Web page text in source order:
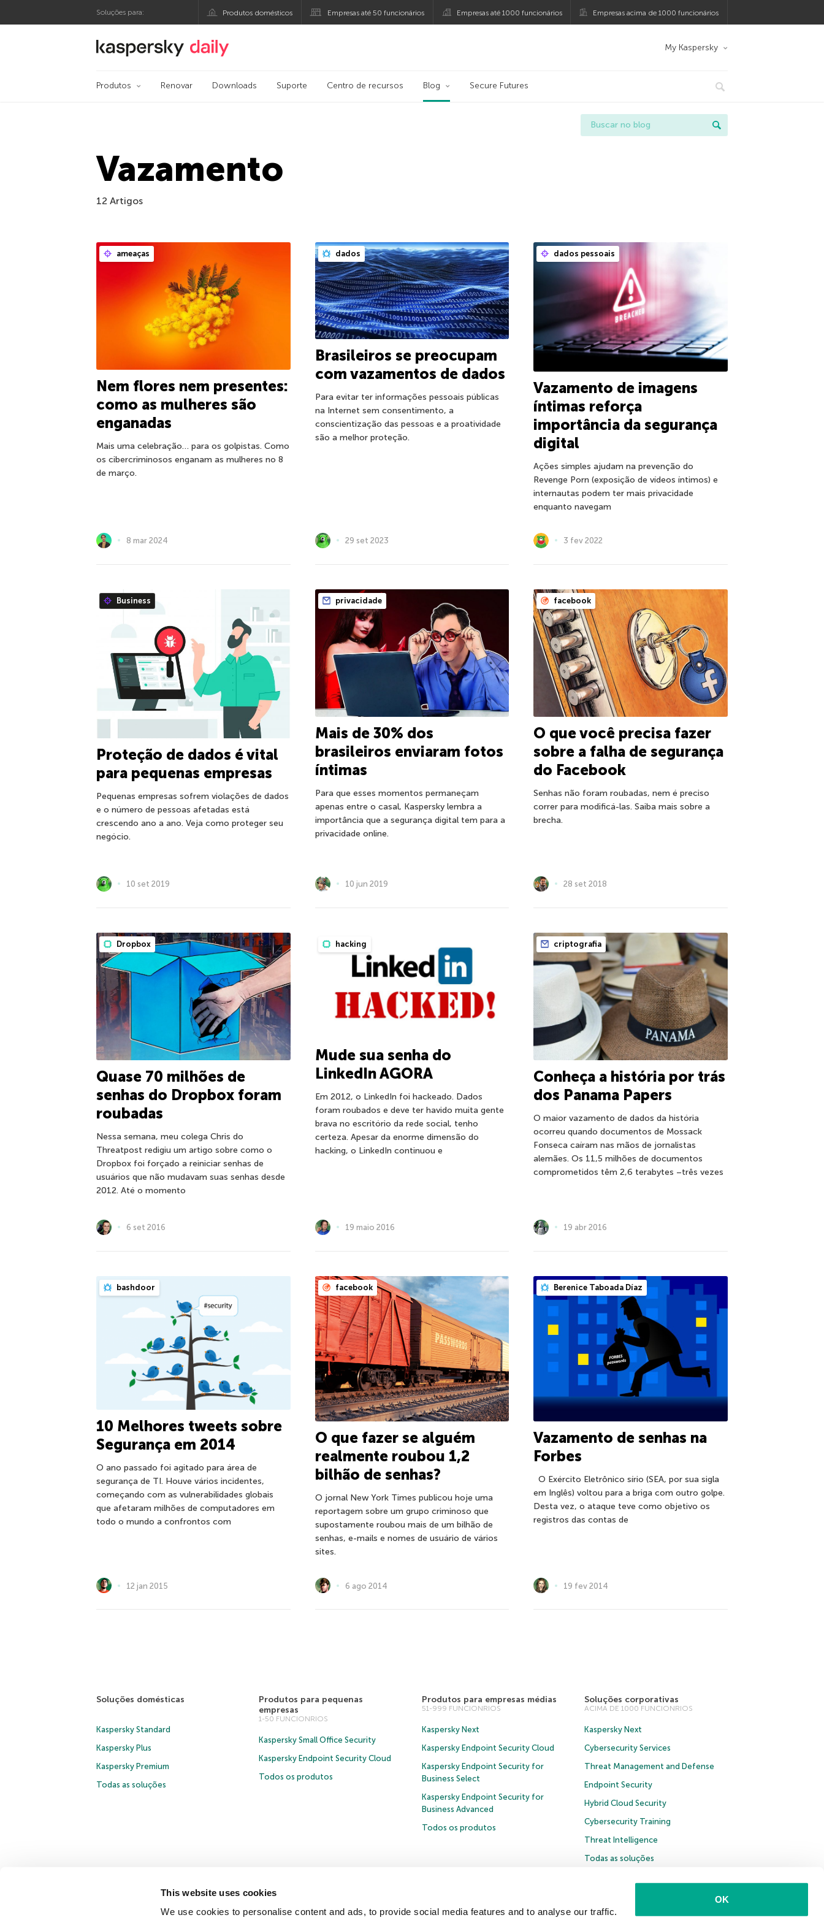
This website uses cookies
We use cookies to personalise content and ads, to provide social media features and to analyse our traffic.
OK
Soluções para: Produtos domésticos Empresas até 50 funcionários Empresas até 1000 funcionários Empresas acima de 1000 funcionários
Blog oficial da Kaspersky My Kaspersky
Produtos Renovar Downloads Suporte Centro de recursos Blog Secure Futures
Vazamento
12 Artigos
ameaças
Nem flores nem presentes:
como as mulheres são
enganadas
Mais uma celebração… para os golpistas. Como
os cibercriminosos enganam as mulheres no 8
de março.
8 mar 2024
dados
Brasileiros se preocupam
com vazamentos de dados
Para evitar ter informações pessoais públicas
na Internet sem consentimento, a
conscientização das pessoas e a proatividade
são a melhor proteção.
29 set 2023
dados pessoais
Vazamento de imagens
íntimas reforça
importância da segurança
digital
Ações simples ajudam na prevenção do
Revenge Porn (exposição de vídeos íntimos) e
internautas podem ter mais privacidade
enquanto navegam
3 fev 2022
Business
Proteção de dados é vital
para pequenas empresas
Pequenas empresas sofrem violações de dados
e o número de pessoas afetadas está
crescendo ano a ano. Veja como proteger seu
negócio.
10 set 2019
privacidade
Mais de 30% dos
brasileiros enviaram fotos
íntimas
Para que esses momentos permaneçam
apenas entre o casal, Kaspersky lembra a
importância que a segurança digital tem para a
privacidade online.
10 jun 2019
facebook
O que você precisa fazer
sobre a falha de segurança
do Facebook
Senhas não foram roubadas, nem é preciso
correr para modificá-las. Saiba mais sobre a
brecha.
28 set 2018
Dropbox
Quase 70 milhões de
senhas do Dropbox foram
roubadas
Nessa semana, meu colega Chris do
Threatpost redigiu um artigo sobre como o
Dropbox foi forçado a reiniciar senhas de
usuários que não mudavam suas senhas desde
2012. Até o momento
6 set 2016
hacking
Mude sua senha do
LinkedIn AGORA
Em 2012, o LinkedIn foi hackeado. Dados
foram roubados e deve ter havido muita gente
brava no escritório da rede social, tenho
certeza. Apesar da enorme dimensão do
hacking, o LinkedIn continuou e
19 maio 2016
criptografia
Conheça a história por trás
dos Panama Papers
O maior vazamento de dados da história
ocorreu quando documentos de Mossack
Fonseca caíram nas mãos de jornalistas
alemães. Os 11,5 milhões de documentos
comprometidos têm 2,6 terabytes –três vezes
19 abr 2016
bashdoor
10 Melhores tweets sobre
Segurança em 2014
O ano passado foi agitado para área de
segurança de TI. Houve vários incidentes,
começando com as vulnerabilidades globais
que afetaram milhões de computadores em
todo o mundo a confrontos com
12 jan 2015
facebook
O que fazer se alguém
realmente roubou 1,2
bilhão de senhas?
O jornal New York Times publicou hoje uma
reportagem sobre um grupo criminoso que
supostamente roubou mais de um bilhão de
senhas, e-mails e nomes de usuário de vários
sites.
6 ago 2014
Berenice Taboada Díaz
Vazamento de senhas na
Forbes
O Exército Eletrônico sírio (SEA, por sua sigla
em Inglês) voltou para a briga com outro golpe.
Desta vez, o ataque teve como objetivo os
registros das contas de
19 fev 2014
Soluções domésticas
Kaspersky Standard
Kaspersky Plus
Kaspersky Premium
Todas as soluções
Produtos para pequenas
empresas
1-50 FUNCIONRIOS
Kaspersky Small Office Security
Kaspersky Endpoint Security Cloud
Todos os produtos
Produtos para empresas médias
51-999 FUNCIONRIOS
Kaspersky Next
Kaspersky Endpoint Security Cloud
Kaspersky Endpoint Security for
Business Select
Kaspersky Endpoint Security for
Business Advanced
Todos os produtos
Soluções corporativas
ACIMA DE 1000 FUNCIONRIOS
Kaspersky Next
Cybersecurity Services
Threat Management and Defense
Endpoint Security
Hybrid Cloud Security
Cybersecurity Training
Threat Intelligence
Todas as soluções
© 2026 AO Kaspersky Lab. Todos os direitos reservados. Política de privacidade Política de anticorrupção
Contrato de Licença B2B
Termos e condições de venda